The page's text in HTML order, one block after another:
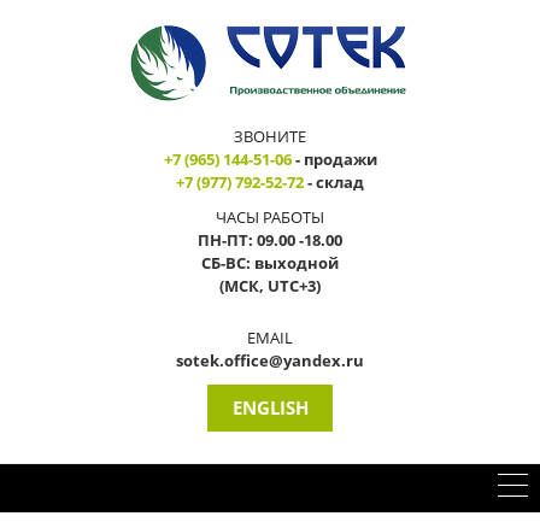
ЗВОНИТЕ
+7 (965) 144-51-06- продажи
+7 (977) 792-52-72- склад
ЧАСЫ РАБОТЫ
ПН-ПТ: 09.00 -18.00
СБ-ВС: выходной
(МСК, UTC+3)
EMAIL
sotek.office@yandex.ru
ENGLISH